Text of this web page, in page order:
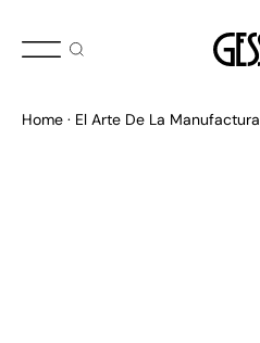
Home El Arte De La Manufactura